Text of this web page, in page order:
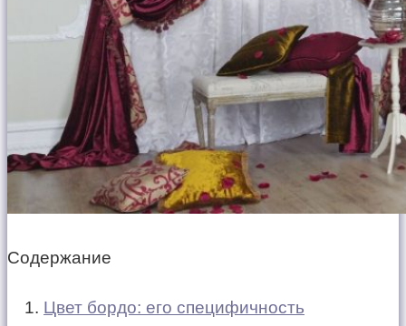
Содержание
Цвет бордо: его специфичность